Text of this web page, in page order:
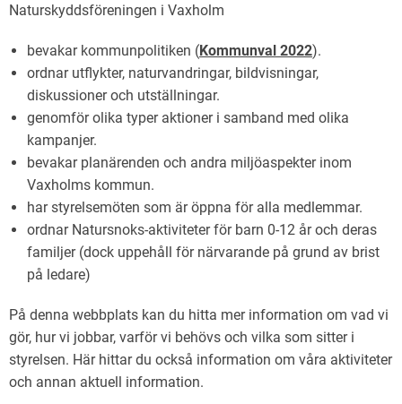
Naturskyddsföreningen i Vaxholm
bevakar kommunpolitiken (Kommunval 2022).
ordnar utflykter, naturvandringar, bildvisningar,
diskussioner och utställningar.
genomför olika typer aktioner i samband med olika
kampanjer.
bevakar planärenden och andra miljöaspekter inom
Vaxholms kommun.
har styrelsemöten som är öppna för alla medlemmar.
ordnar Natursnoks-aktiviteter för barn 0-12 år och deras
familjer (dock uppehåll för närvarande på grund av brist
på ledare)
På denna webbplats kan du hitta mer information om vad vi
gör, hur vi jobbar, varför vi behövs och vilka som sitter i
styrelsen. Här hittar du också information om våra aktiviteter
och annan aktuell information.